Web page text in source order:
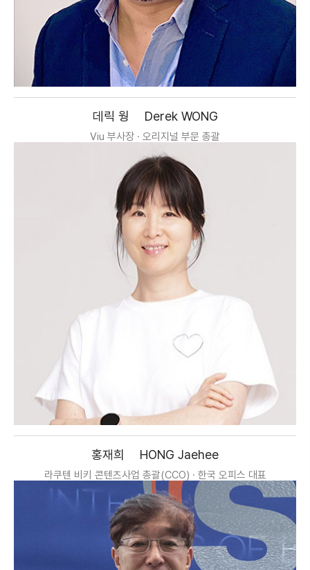
데릭 웡 Derek WONG
Viu 부사장 · 오리지널 부문 총괄
홍재희 HONG Jaehee
라쿠텐 비키 콘텐츠사업 총괄(CCO) · 한국 오피스 대표